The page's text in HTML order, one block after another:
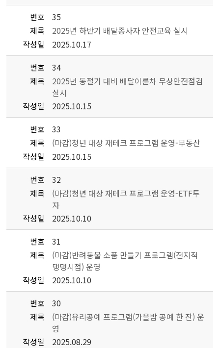
번호
35
제목
2025년 하반기 배달종사자 안전교육 실시
작성일
2025.10.17
번호
34
제목
2025년 동절기 대비 배달이륜차 무상안전점검
실시
작성일
2025.10.15
번호
33
제목
(마감)청년 대상 재테크 프로그램 운영-부동산
작성일
2025.10.15
번호
32
제목
(마감)청년 대상 재테크 프로그램 운영-ETF투
자
작성일
2025.10.10
번호
31
제목
(마감)반려동물 소품 만들기 프로그램(전지적
댕댕시점) 운영
작성일
2025.10.10
번호
30
제목
(마감)유리공예 프로그램(가을밤 공예 한 잔) 운
영
작성일
2025.08.29